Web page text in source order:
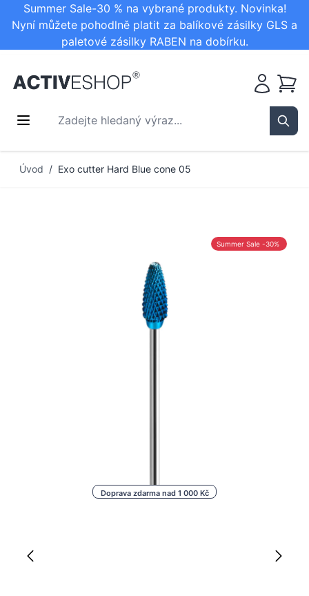
Summer Sale-30 % na vybrané produkty. Novinka!
Nyní můžete pohodlně platit za balíkové zásilky GLS a
paletové zásilky RABEN na dobírku.
Zadejte hledaný výraz...
Košík
Úvod / Exo cutter Hard Blue cone 05
Doprava zdarma nad 1 000 Kč
Summer Sale -30%